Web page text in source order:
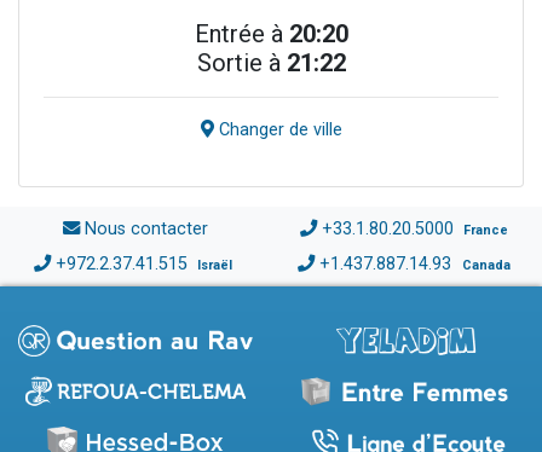
Entrée à 20:20
Sortie à 21:22
Changer de ville
Nous contacter +33.1.80.20.5000 France
+972.2.37.41.515 Israël +1.437.887.14.93 Canada